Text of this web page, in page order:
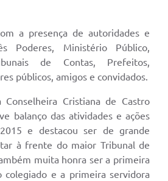
a presença de autoridades e
Poderes, Ministério Público,
de Contas, Prefeitos,
públicos, amigos e convidados.
Conselheira Cristiana de Castro
balanço das atividades e ações
e destacou ser de grande
à frente do maior Tribunal de
muita honra ser a primeira
e a primeira servidora